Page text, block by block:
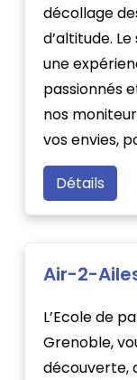
décollage
d’altitude.
une
passionnés
nos
vos envies,
Détails
Air-2-
L’Ecole de
Grenoble,
découverte,